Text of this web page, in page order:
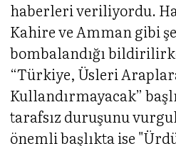
haberleri veriliyordu.
Kahire ve Amman gibi
bombalandığı
“Türkiye, Üsleri
Kullandırmayacak”
tarafsız duruşunu
önemli başlıkta ise